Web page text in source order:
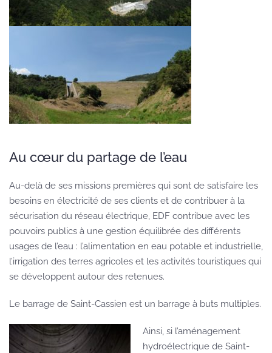
Au cœur du partage de l’eau
Au-delà de ses missions premières qui sont de satisfaire les
besoins en électricité de ses clients et de contribuer à la
sécurisation du réseau électrique, EDF contribue avec les
pouvoirs publics à une gestion équilibrée des différents
usages de l’eau : l’alimentation en eau potable et industrielle,
l’irrigation des terres agricoles et les activités touristiques qui
se développent autour des retenues.
Le barrage de Saint-Cassien est un barrage à buts multiples.
Ainsi, si l’aménagement
hydroélectrique de Saint-